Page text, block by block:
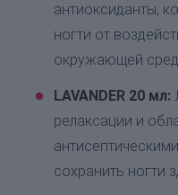
антиоксиданты,
ногти от
окружающей
LAVANDER 20 мл:
релаксации и
сохранить ногти